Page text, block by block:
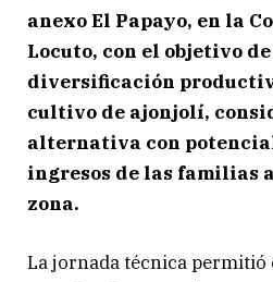
anexo El Papayo, en la
Locuto, con el objetivo
diversificación
cultivo de ajonjolí,
alternativa con
ingresos de las familias
zona.
La jornada técnica permitió